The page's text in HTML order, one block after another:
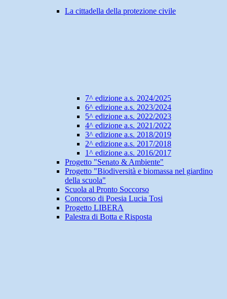
La cittadella della protezione civile
7^ edizione a.s. 2024/2025
6^ edizione a.s. 2023/2024
5^ edizione a.s. 2022/2023
4^ edizione a.s. 2021/2022
3^ edizione a.s. 2018/2019
2^ edizione a.s. 2017/2018
1^ edizione a.s. 2016/2017
Progetto "Senato & Ambiente"
Progetto "Biodiversità e biomassa nel giardino
della scuola"
Scuola al Pronto Soccorso
Concorso di Poesia Lucia Tosi
Progetto LIBERA
Palestra di Botta e Risposta